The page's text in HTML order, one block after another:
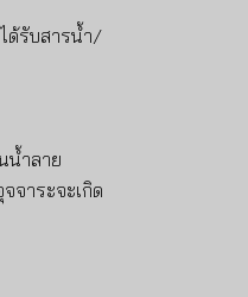
ด้รับสารน้ำ/
น้ำลาย
จาระจะเกิด